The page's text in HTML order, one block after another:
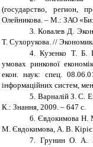
(государство, регион,
Олейникова. – М.: ЗАО
3. Ковалев Д.
Т. Сухорукова. //
4. Кузенко Т. Б.
умовах ринкової
екон. наук: спец.
інформаційних систем,
5. Варналій З. С.
К.: Знання, 2009. – 647 с.
6. Євдокимова Н.
М. Євдокимова, А. В.
7. Грунин О. А.